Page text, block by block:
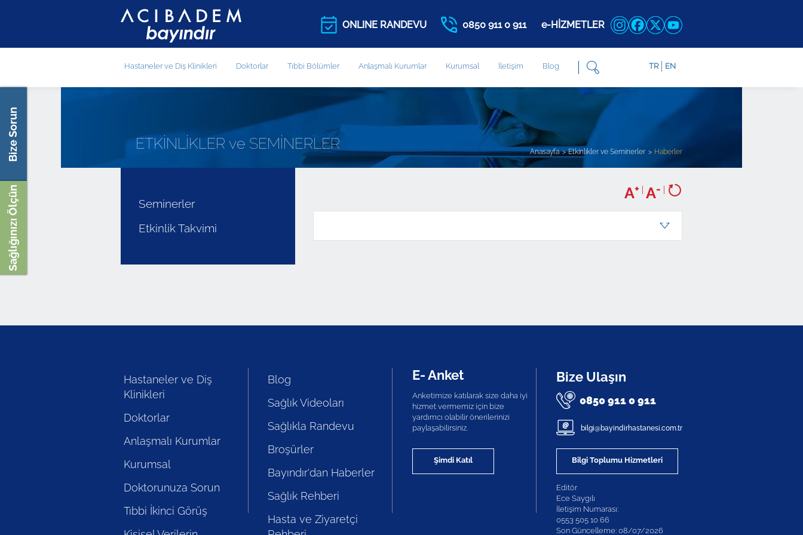
ONLINE RANDEVU 0850 911 0 911 e-HİZMETLER
Hastaneler ve Diş Klinikleri Doktorlar Tıbbi Bölümler Anlaşmalı Kurumlar Kurumsal İletişim Blog TR EN
Bize Sorun
Sağlığınızı Ölçün
ETKİNLİKLER ve SEMİNERLER Anasayfa Etkinlikler ve Seminerler Haberler
Seminerler
Etkinlik Takvimi
A+ | A- |
Hastaneler ve Diş
Klinikleri
Doktorlar
Anlaşmalı Kurumlar
Kurumsal
Doktorunuza Sorun
Tıbbi İkinci Görüş
Blog
Sağlık Videoları
Sağlıkla Randevu
Broşürler
Bayındır'dan Haberler
Sağlık Rehberi
Hasta ve Ziyaretçi
E- Anket
Anketimize katılarak size daha iyi
hizmet vermemiz için bize
yardımcı olabilir önerilerinizi
paylaşabilirsiniz.
Şimdi Katıl
Bize Ulaşın
0850 911 0 911
bilgi@bayindirhastanesi.com.tr
Bilgi Toplumu Hizmetleri
Editör
Ece Saygılı
İletişim Numarası:
0553 505 10 66
Son Güncelleme: 08/07/2026